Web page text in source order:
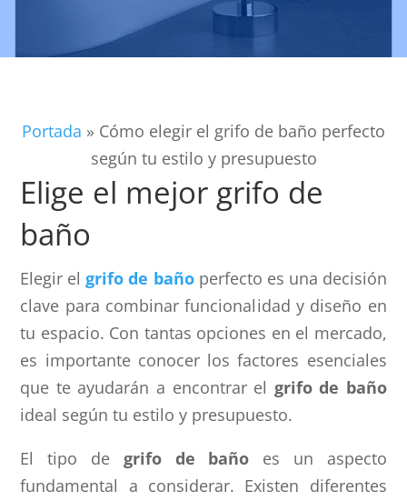
Portada » Cómo elegir el grifo de baño perfecto
según tu estilo y presupuesto
Elige el mejor grifo de
baño
Elegir elgrifo de baño perfecto es una decisión
clave para combinar funcionalidad y diseño en
tu espacio. Con tantas opciones en el mercado,
es importante conocer los factores esenciales
que te ayudarán a encontrar el grifo de baño
ideal según tu estilo y presupuesto.
El tipo de grifo de baño es un aspecto
fundamental a considerar. Existen diferentes